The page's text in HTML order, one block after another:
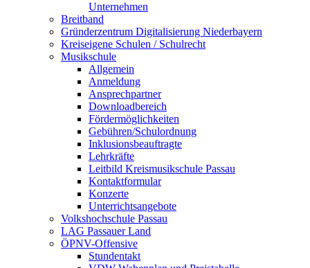
Unternehmen
Breitband
Gründerzentrum Digitalisierung Niederbayern
Kreiseigene Schulen / Schulrecht
Musikschule
Allgemein
Anmeldung
Ansprechpartner
Downloadbereich
Fördermöglichkeiten
Gebühren/Schulordnung
Inklusionsbeauftragte
Lehrkräfte
Leitbild Kreismusikschule Passau
Kontaktformular
Konzerte
Unterrichtsangebote
Volkshochschule Passau
LAG Passauer Land
ÖPNV-Offensive
Stundentakt